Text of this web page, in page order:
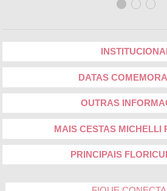
DATAS
OUTRAS
MAIS CESTAS MICHELLI
PRINCIPAIS